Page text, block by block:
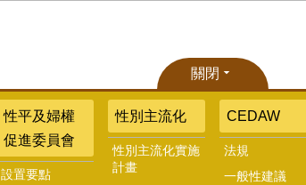
關閉
性平及婦權
促進委員會
設置要點
性別主流化
性別主流化實施
計畫
CEDAW
法規
一般性建議